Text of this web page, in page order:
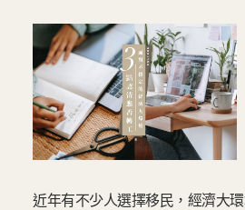
近年有不少人選擇移民，經濟大